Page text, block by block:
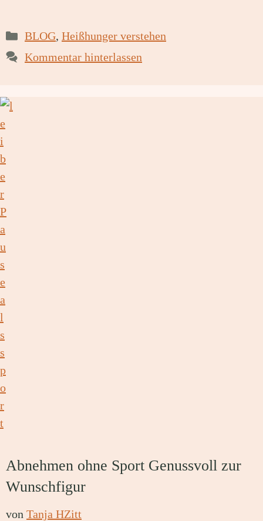
Kategorien
BLOG, Heißhunger verstehen
Kommentar hinterlassen
Abnehmen ohne Sport Genussvoll zur
Wunschfigur
von Tanja HZitt